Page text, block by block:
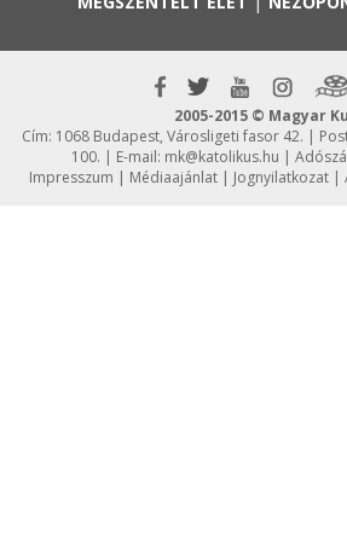
2005-2015 © Magyar
Cím: 1068 Budapest, Városligeti fasor 42. |
100. | E-mail: mk@katolikus.hu |
Impresszum | Médiaajánlat | Jognyilatkozat |